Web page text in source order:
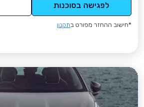
לפגישה בסוכנות
*חישוב ההחזר מפורט בתקנון